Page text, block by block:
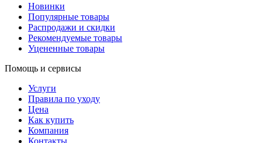
Новинки
Популярные товары
Распродажи и скидки
Рекомендуемые товары
Уцененные товары
Помощь и сервисы
Услуги
Правила по уходу
Цена
Как купить
Компания
Контакты